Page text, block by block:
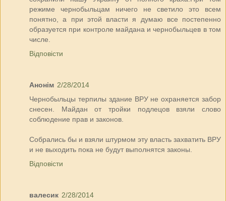
режиме чернобыльцам ничего не светило это всем
понятно, а при этой власти я думаю все постепенно
образуется при контроле майдана и чернобыльцев в том
числе.
Відповісти
Анонім 2/28/2014
Чернобыльцы терпилы здание ВРУ не охраняется забор
снесен. Майдан от тройки подлецов взяли слово
соблюдение прав и законов.
Собрались бы и взяли штурмом эту власть захватить ВРУ
и не выходить пока не будут выполнятся законы.
Відповісти
валесик 2/28/2014